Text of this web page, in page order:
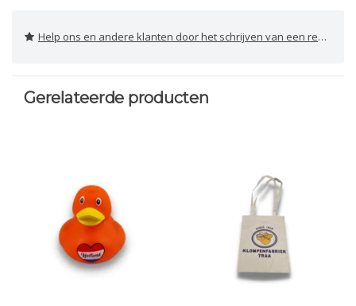
Help ons en andere klanten door het schrijven van een review
Gerelateerde producten